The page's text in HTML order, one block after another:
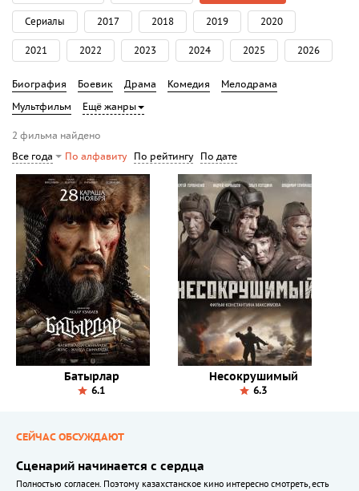
Сериалы 2017 2018 2019 2020
2021 2022 2023 2024 2025 2026
Биография Боевик Драма Комедия
Мелодрама
Мультфильм
Ещё жанры
2 фильма найдено
Все года
По алфавиту По рейтингу По дате
Батырлар
6.1
Несокрушимый
6.3
СЕЙЧАС ОБСУЖДАЮТ
Сценарий начинается с сердца
Полностью согласен. Поэтому казахстанское кино интересно смотреть, есть